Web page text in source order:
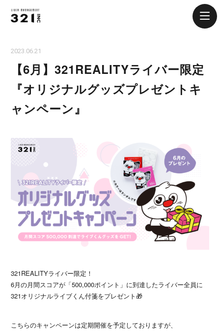
2023.06.21
【6月】321REALITYライバー限定
『オリジナルグッズプレゼントキ
ャンペーン』
321REALITYライバー限定！
6月の月間スコアが「500,000ポイント」に到達したライバー全員に
321オリジナルライブくん付箋をプレゼント🎁
こちらのキャンペーンは定期開催を予定しておりますが、